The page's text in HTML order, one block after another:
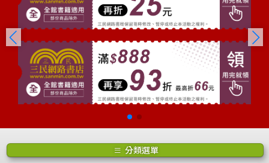
分類選單